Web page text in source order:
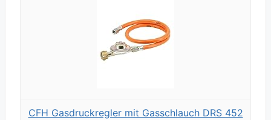
CFH Gasdruckregler mit Gasschlauch DRS 452